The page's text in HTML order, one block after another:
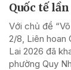
Quốc tế
Với chủ đề
2/8, Liên hoan
Lai 2026 đã
phường Quy